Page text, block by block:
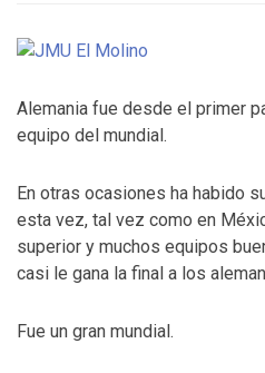
Alemania fue desde el primer
equipo del mundial.
En otras ocasiones ha habido
esta vez, tal vez como en
superior y muchos equipos
casi le gana la final a los
Fue un gran mundial.